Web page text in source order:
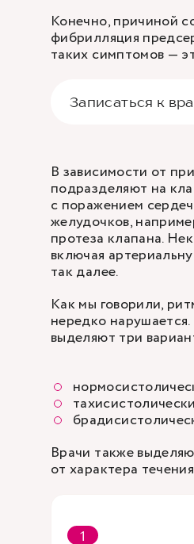
Конечно, причиной
фибрилляция
таких симптомов —
Записаться к
В зависимости от
подразделяют на
с поражением
желудочков,
протеза клапана.
включая
так далее.
Как мы говорили,
нередко
выделяют три
Врачи также
от характера